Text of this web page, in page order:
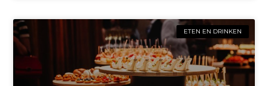
ETEN EN DRINKEN